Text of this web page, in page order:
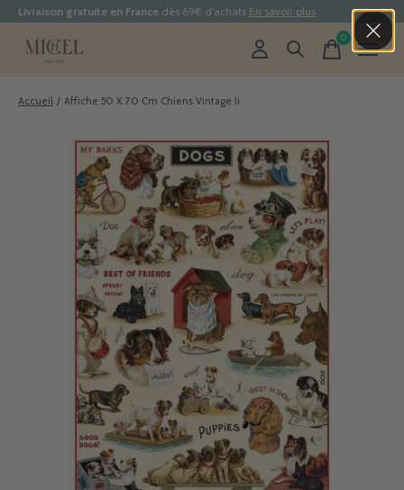
Livraison gratuite en France dès 69€ d'achats En savoir plus
0items
Accueil / Affiche 50 X 70 Cm Chiens Vintage Ii
Slideshow Items